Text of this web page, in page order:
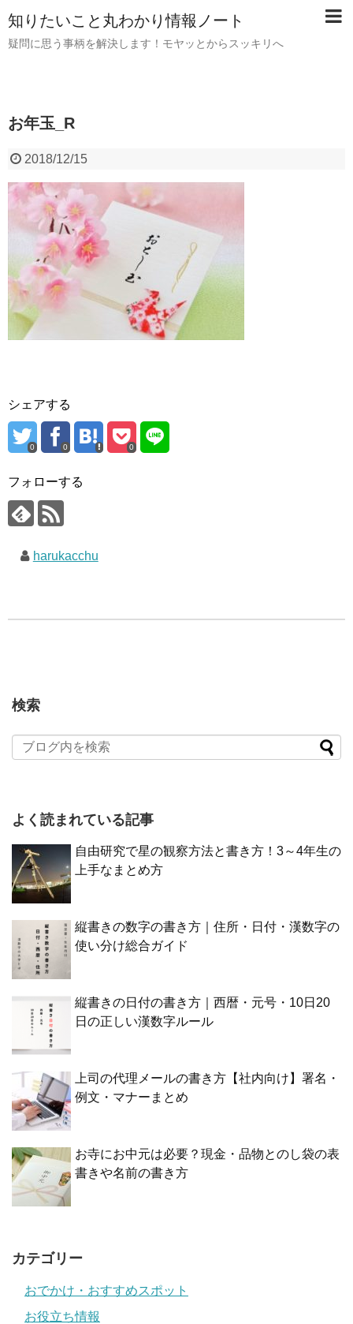
知りたいこと丸わかり情報ノート
疑問に思う事柄を解決します！モヤッとからスッキリへ
お年玉_R
2018/12/15
シェアする
0 0 0
フォローする
harukacchu
検索
よく読まれている記事
自由研究で星の観察方法と書き方！3～4年生の
上手なまとめ方
縦書きの数字の書き方｜住所・日付・漢数字の
使い分け総合ガイド
縦書きの日付の書き方｜西暦・元号・10日20
日の正しい漢数字ルール
上司の代理メールの書き方【社内向け】署名・
例文・マナーまとめ
お寺にお中元は必要？現金・品物とのし袋の表
書きや名前の書き方
カテゴリー
おでかけ・おすすめスポット
お役立ち情報